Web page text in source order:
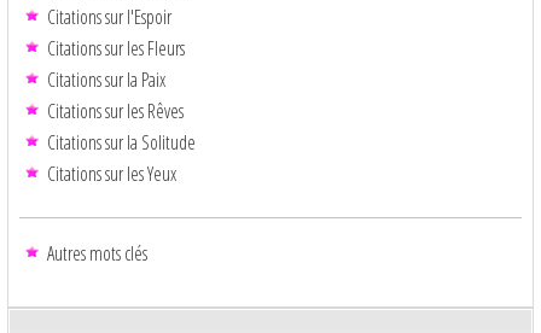
Citations sur l'Espoir
Citations sur les Fleurs
Citations sur la Paix
Citations sur les Rêves
Citations sur la Solitude
Citations sur les Yeux
Autres mots clés